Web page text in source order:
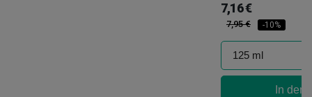
7,16 €
7,95 € -10%
In den